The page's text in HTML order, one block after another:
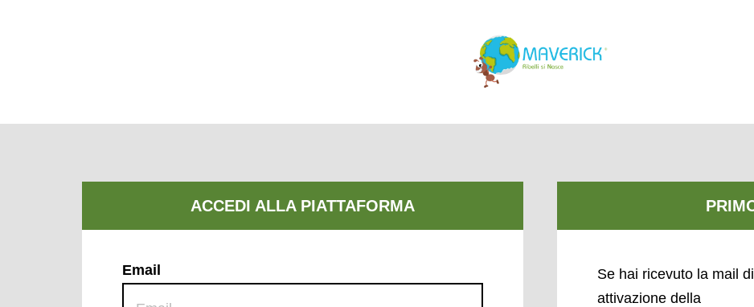
Email
Se hai ricevuto la mail di
attivazione della